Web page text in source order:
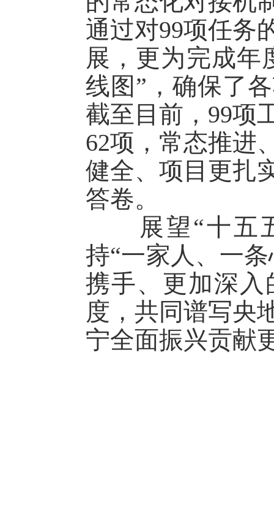
通过对99项任务
展，更为完成年
线图”，确保了
截至目前，99项
62项，常态推进
健全、项目更扎
答卷。
展望“十五五
持“一家人、一
携手、更加深入
度，共同谱写央
宁全面振兴贡献